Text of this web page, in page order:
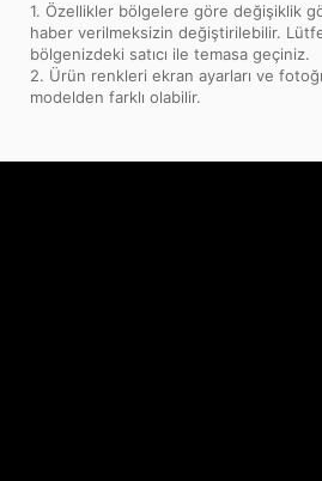
1. Özellikler bölgelere göre değişiklik
haber verilmeksizin değiştirilebilir.
bölgenizdeki satıcı ile temasa geçiniz.
2. Ürün renkleri ekran ayarları ve
modelden farklı olabilir.